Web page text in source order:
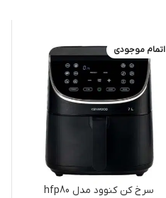
اتمام موجودی
سرخ کن کنوود مدل hfp80